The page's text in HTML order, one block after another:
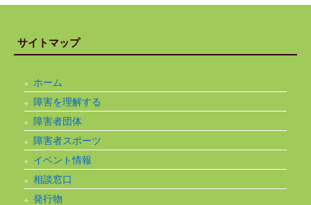
サイトマップ
ホーム
障害を理解する
障害者団体
障害者スポーツ
イベント情報
相談窓口
発行物